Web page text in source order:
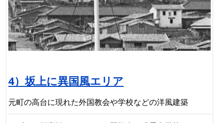
4）坂上に異国風エリア
元町の高台に現れた外国教会や学校などの洋風建築